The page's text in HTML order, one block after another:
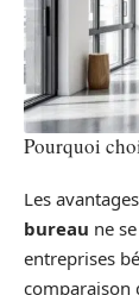
Pourquoi
Les
bureau ne
entreprises
comparaison